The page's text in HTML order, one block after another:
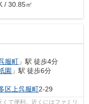
/ 30.85㎡
服町 」駅 徒歩4分
園 」駅 徒歩6分
区 上呉服町2-29
て便利。近くにはファミリ